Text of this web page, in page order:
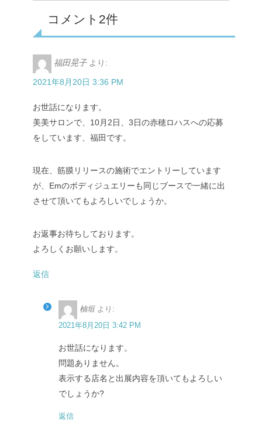
コメント2件
福田晃子 より:
2021年8月20日 3:36 PM
お世話になります。
美美サロンで、10月2日、3日の赤穂ロハスへの応募
をしています、福田です。
現在、筋膜リリースの施術でエントリーしています
が、Emのボディジュエリーも同じブースで一緒に出
させて頂いてもよろしいでしょうか。
お返事お待ちしております。
よろしくお願いします。
返信
柚垣 より:
2021年8月20日 3:42 PM
お世話になります。
問題ありません。
表示する店名と出展内容を頂いてもよろしい
でしょうか?
返信